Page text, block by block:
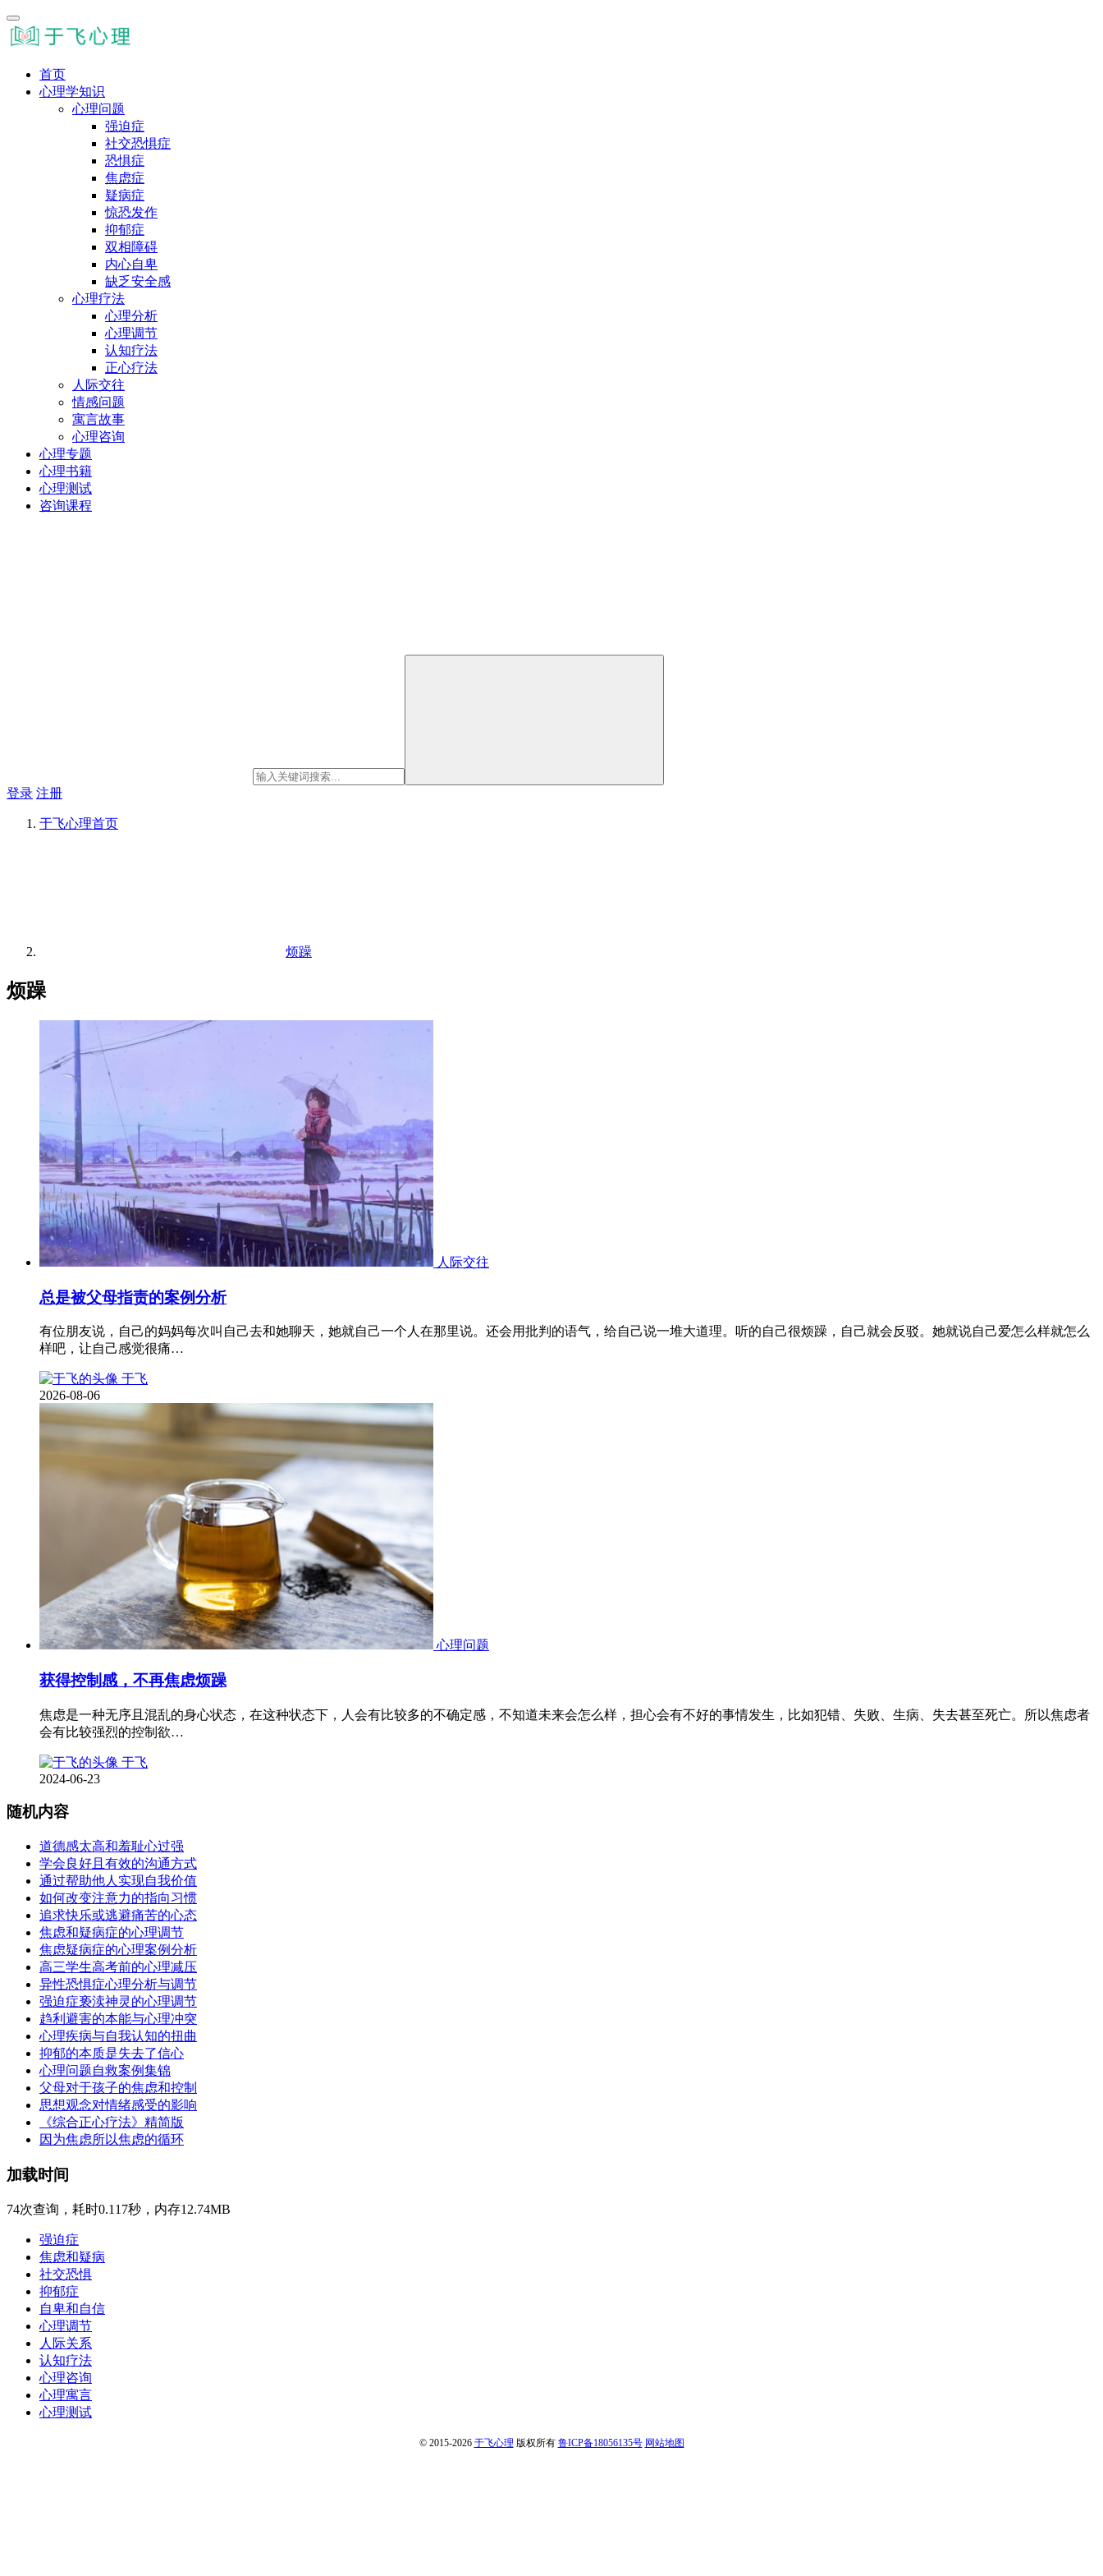
首页
心理学知识
心理问题
强迫症
社交恐惧症
恐惧症
焦虑症
疑病症
惊恐发作
抑郁症
双相障碍
内心自卑
缺乏安全感
心理疗法
心理分析
心理调节
认知疗法
正心疗法
人际交往
情感问题
寓言故事
心理咨询
心理专题
心理书籍
心理测试
咨询课程
登录 注册
于飞心理首页
烦躁
烦躁
人际交往
总是被父母指责的案例分析
有位朋友说，自己的妈妈每次叫自己去和她聊天，她就自己一个人在那里说。还会用批判的语气，给自己说一堆大道理。听的自己很烦躁，自己就会反驳。她就说自己爱怎么样就怎么
样吧，让自己感觉很痛…
于飞
2026-08-06
心理问题
获得控制感，不再焦虑烦躁
焦虑是一种无序且混乱的身心状态，在这种状态下，人会有比较多的不确定感，不知道未来会怎么样，担心会有不好的事情发生，比如犯错、失败、生病、失去甚至死亡。所以焦虑者
会有比较强烈的控制欲…
于飞
2024-06-23
随机内容
道德感太高和羞耻心过强
学会良好且有效的沟通方式
通过帮助他人实现自我价值
如何改变注意力的指向习惯
追求快乐或逃避痛苦的心态
焦虑和疑病症的心理调节
焦虑疑病症的心理案例分析
高三学生高考前的心理减压
异性恐惧症心理分析与调节
强迫症亵渎神灵的心理调节
趋利避害的本能与心理冲突
心理疾病与自我认知的扭曲
抑郁的本质是失去了信心
心理问题自救案例集锦
父母对于孩子的焦虑和控制
思想观念对情绪感受的影响
《综合正心疗法》精简版
因为焦虑所以焦虑的循环
加载时间
74次查询，耗时0.117秒，内存12.74MB
强迫症
焦虑和疑病
社交恐惧
抑郁症
自卑和自信
心理调节
人际关系
认知疗法
心理咨询
心理寓言
心理测试
© 2015-2026 于飞心理 版权所有 鲁ICP备18056135号 网站地图